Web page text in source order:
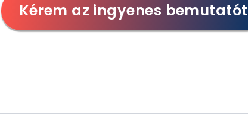
Kérem az ingyenes bemutatót